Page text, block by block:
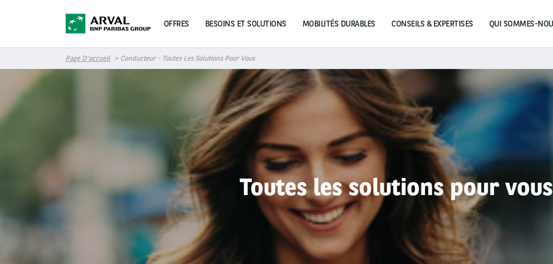
OFFRES BESOINS ET SOLUTIONS MOBILITÉS DURABLES CONSEILS & EXPERTISES
Page D’accueil Conducteur - Toutes Les Solutions Pour Vous
Toutes les solutions pour vous